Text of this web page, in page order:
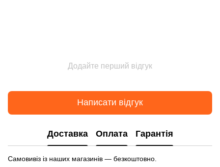
Додайте перший відгук
Написати відгук
Доставка Оплата Гарантія
Самовивіз із наших магазинів — безкоштовно.